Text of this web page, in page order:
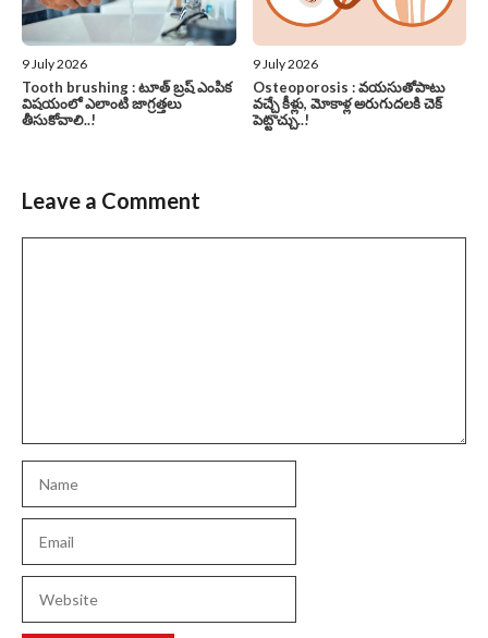
9 July 2026
Tooth brushing : టూత్ బ్రష్ ఎంపిక
విషయంలో ఎలాంటి జాగ్రత్తలు
తీసుకోవాలి..!
9 July 2026
Osteoporosis : వయసుతోపాటు
వచ్చే కీళ్లు, మోకాళ్ల అరుగుదలకి చెక్
పెట్టొచ్చు..!
Leave a Comment